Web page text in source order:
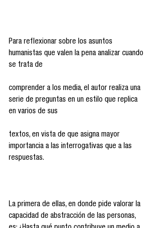
Para reflexionar sobre los asuntos
humanistas que valen la pena analizar cuando
se trata de
comprender a los media, el autor realiza una
serie de preguntas en un estilo que replica
en varios de sus
textos, en vista de que asigna mayor
importancia a las interrogativas que a las
respuestas.
La primera de ellas, en donde pide valorar la
capacidad de abstracción de las personas,